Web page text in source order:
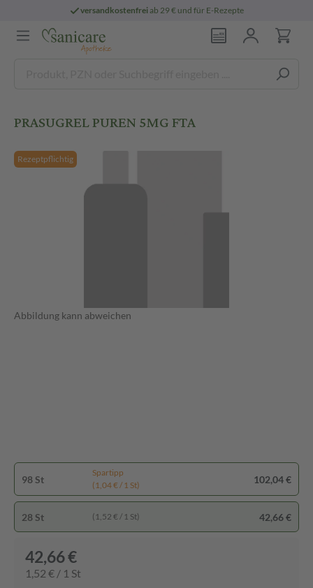
versandkostenfreiab 29 € und für E-Rezepte
PRASUGREL PUREN 5MG FTA
Rezeptpflichtig
Abbildung kann abweichen
98 St
Spartipp
(1,04 € / 1 St)
102,04 €
28 St (1,52 € / 1 St) 42,66 €
42,66 €
1,52 € / 1 St